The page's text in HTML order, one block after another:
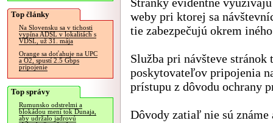
Top články
Na Slovensku sa v tichosti
vypína ADSL v lokalitách s
VDSL, už 31. mája
Orange sa doťahuje na UPC
a O2, spustí 2.5 Gbps
pripojenie
Top správy
Rumunsko odstrelmi a
blokádou mení tok Dunaja,
aby udržalo jadrovú
weby pri ktorej sa
tie zabezpečujú okrem
Služba pri návšteve
poskytovateľov pripojenia
prístupu z dôvodu ochrany
Dôvody zatiaľ nie sú